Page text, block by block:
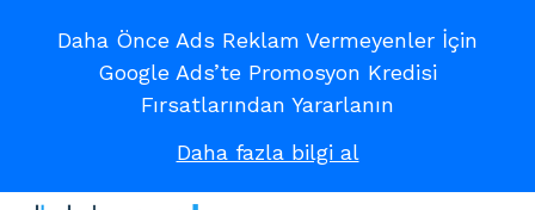
Daha Önce Ads Reklam Vermeyenler İçin
Google Ads’te Promosyon Kredisi
Fırsatlarından Yararlanın
Daha fazla bilgi al